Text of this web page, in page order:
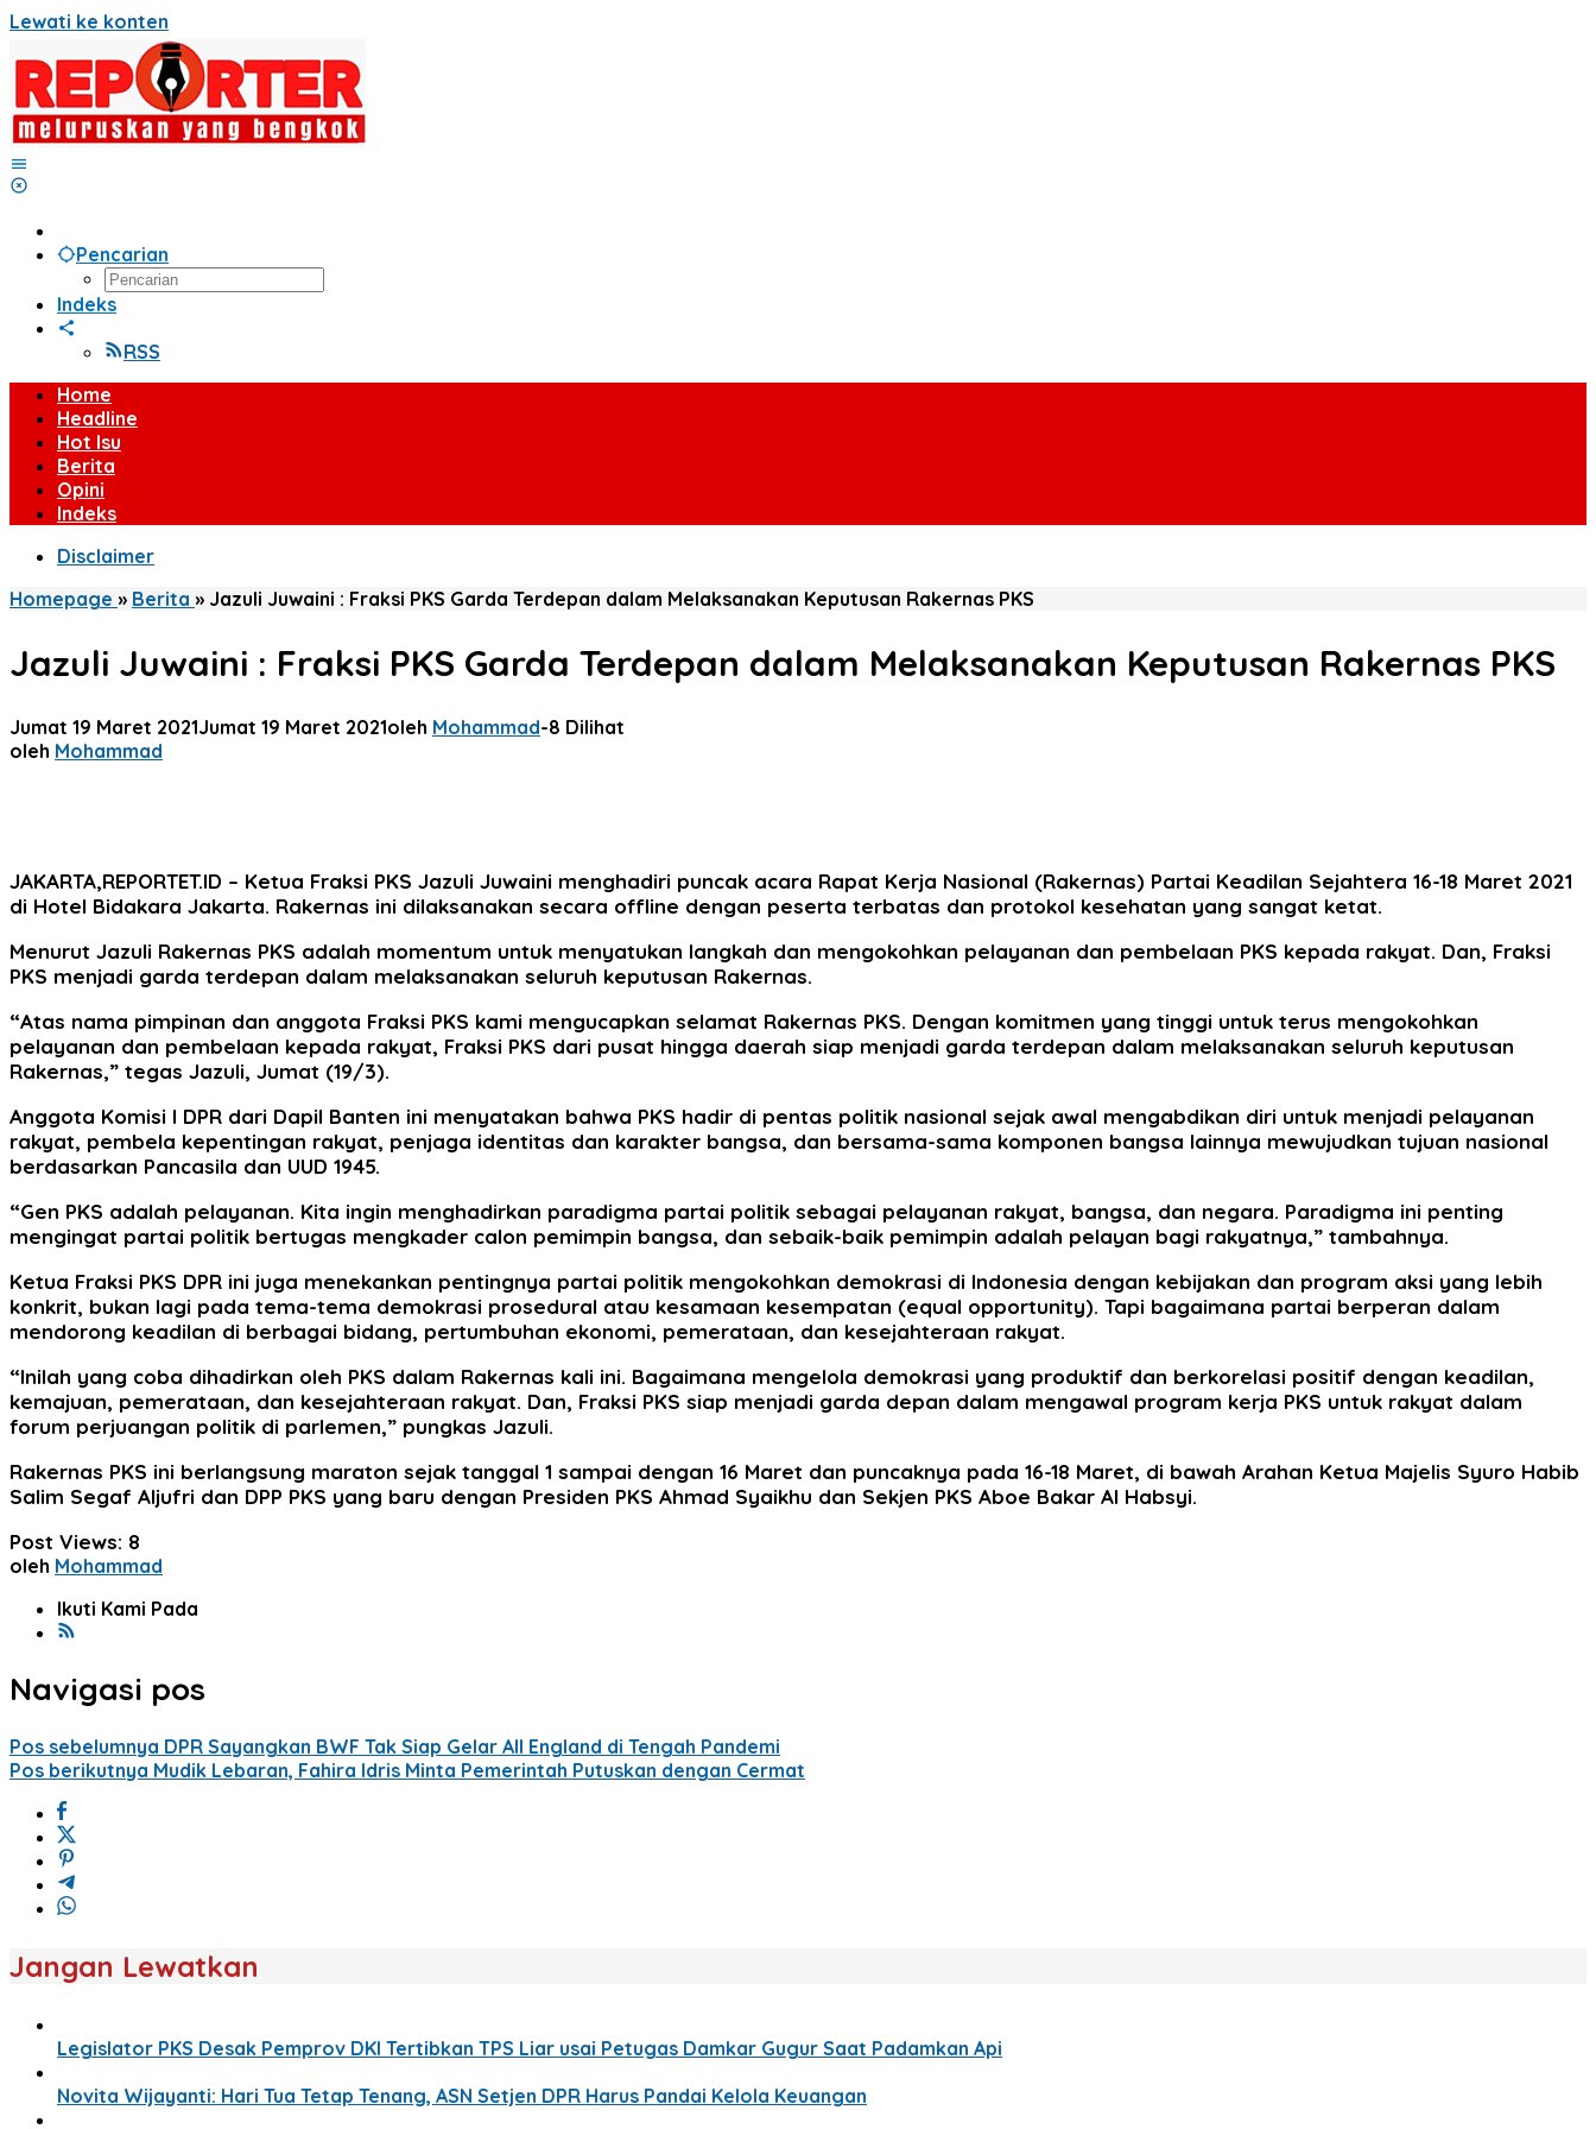
Lewati ke konten
Pencarian
Indeks
RSS
Home
Headline
Hot Isu
Berita
Opini
Indeks
Disclaimer
Homepage » Berita » Jazuli Juwaini : Fraksi PKS Garda Terdepan dalam Melaksanakan Keputusan Rakernas PKS
Jazuli Juwaini : Fraksi PKS Garda Terdepan dalam Melaksanakan Keputusan Rakernas PKS
Jumat 19 Maret 2021Jumat 19 Maret 2021oleh Mohammad-8 Dilihat
oleh Mohammad
JAKARTA,REPORTET.ID – Ketua Fraksi PKS Jazuli Juwaini menghadiri puncak acara Rapat Kerja Nasional (Rakernas) Partai Keadilan Sejahtera 16-18 Maret 2021
di Hotel Bidakara Jakarta. Rakernas ini dilaksanakan secara offline dengan peserta terbatas dan protokol kesehatan yang sangat ketat.
Menurut Jazuli Rakernas PKS adalah momentum untuk menyatukan langkah dan mengokohkan pelayanan dan pembelaan PKS kepada rakyat. Dan, Fraksi
PKS menjadi garda terdepan dalam melaksanakan seluruh keputusan Rakernas.
“Atas nama pimpinan dan anggota Fraksi PKS kami mengucapkan selamat Rakernas PKS. Dengan komitmen yang tinggi untuk terus mengokohkan
pelayanan dan pembelaan kepada rakyat, Fraksi PKS dari pusat hingga daerah siap menjadi garda terdepan dalam melaksanakan seluruh keputusan
Rakernas,” tegas Jazuli, Jumat (19/3).
Anggota Komisi I DPR dari Dapil Banten ini menyatakan bahwa PKS hadir di pentas politik nasional sejak awal mengabdikan diri untuk menjadi pelayanan
rakyat, pembela kepentingan rakyat, penjaga identitas dan karakter bangsa, dan bersama-sama komponen bangsa lainnya mewujudkan tujuan nasional
berdasarkan Pancasila dan UUD 1945.
“Gen PKS adalah pelayanan. Kita ingin menghadirkan paradigma partai politik sebagai pelayanan rakyat, bangsa, dan negara. Paradigma ini penting
mengingat partai politik bertugas mengkader calon pemimpin bangsa, dan sebaik-baik pemimpin adalah pelayan bagi rakyatnya,” tambahnya.
Ketua Fraksi PKS DPR ini juga menekankan pentingnya partai politik mengokohkan demokrasi di Indonesia dengan kebijakan dan program aksi yang lebih
konkrit, bukan lagi pada tema-tema demokrasi prosedural atau kesamaan kesempatan (equal opportunity). Tapi bagaimana partai berperan dalam
mendorong keadilan di berbagai bidang, pertumbuhan ekonomi, pemerataan, dan kesejahteraan rakyat.
“Inilah yang coba dihadirkan oleh PKS dalam Rakernas kali ini. Bagaimana mengelola demokrasi yang produktif dan berkorelasi positif dengan keadilan,
kemajuan, pemerataan, dan kesejahteraan rakyat. Dan, Fraksi PKS siap menjadi garda depan dalam mengawal program kerja PKS untuk rakyat dalam
forum perjuangan politik di parlemen,” pungkas Jazuli.
Rakernas PKS ini berlangsung maraton sejak tanggal 1 sampai dengan 16 Maret dan puncaknya pada 16-18 Maret, di bawah Arahan Ketua Majelis Syuro Habib
Salim Segaf Aljufri dan DPP PKS yang baru dengan Presiden PKS Ahmad Syaikhu dan Sekjen PKS Aboe Bakar Al Habsyi.
Post Views: 8
oleh Mohammad
Ikuti Kami Pada
Navigasi pos
Pos sebelumnya DPR Sayangkan BWF Tak Siap Gelar All England di Tengah Pandemi
Pos berikutnya Mudik Lebaran, Fahira Idris Minta Pemerintah Putuskan dengan Cermat
Jangan Lewatkan
Legislator PKS Desak Pemprov DKI Tertibkan TPS Liar usai Petugas Damkar Gugur Saat Padamkan Api
Novita Wijayanti: Hari Tua Tetap Tenang, ASN Setjen DPR Harus Pandai Kelola Keuangan